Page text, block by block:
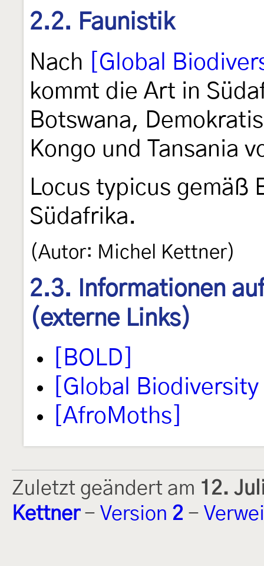
2.2. Faunistik
Nach
[Global
kommt die Art in
Botswana,
Kongo und Tansania
Locus typicus gemäß
Südafrika.
(Autor: Michel Kettner)
2.3. Informationen
(externe Links)
[BOLD]
[Global
[AfroMoths]
Zuletzt geändert am 12.
Kettner- Version 2 -